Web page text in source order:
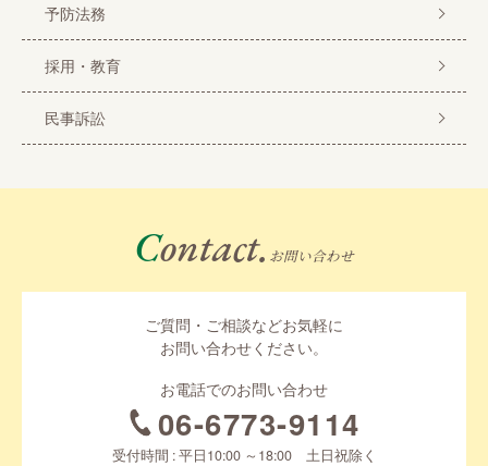
予防法務
採用・教育
民事訴訟
Contact. お問い合わせ
ご質問・ご相談などお気軽に
お問い合わせください。
お電話でのお問い合わせ
06-6773-9114
受付時間 : 平日10:00 ～18:00 土日祝除く